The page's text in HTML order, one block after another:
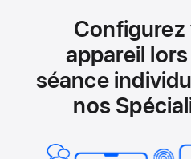
Configurez
appareil lors
séance
nos